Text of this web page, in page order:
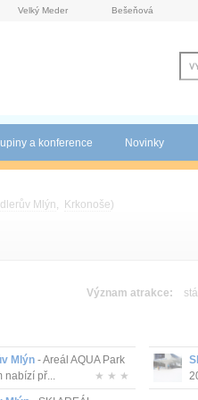
Velký Meder Bešeňová
a konference Novinky
Mlýn, Krkonoše)
Význam atrakce:
Mlýn- Areál AQUA Park
nabízí př...
★ ★ ★